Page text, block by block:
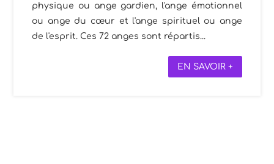
physique ou ange gardien, l'ange émotionnel
ou ange du cœur et l'ange spirituel ou ange
de l'esprit. Ces 72 anges sont répartis...
EN SAVOIR +